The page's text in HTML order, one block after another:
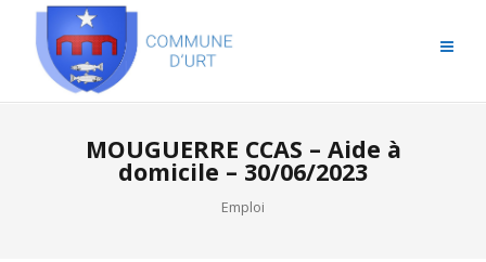
MOUGUERRE CCAS – Aide à
domicile – 30/06/2023
Emploi